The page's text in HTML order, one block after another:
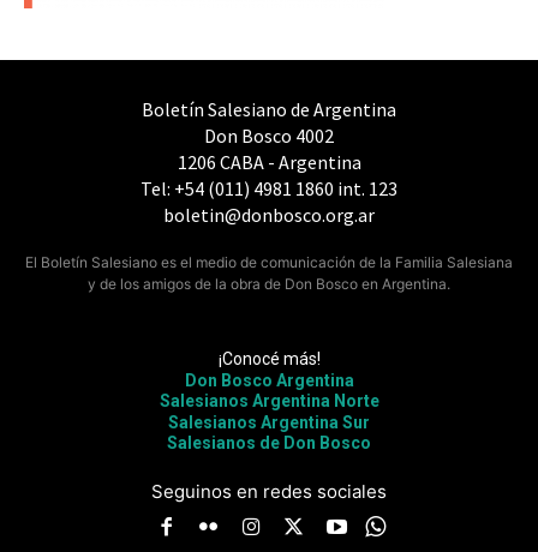
Boletín Salesiano de Argentina
Don Bosco 4002
1206 CABA - Argentina
Tel: +54 (011) 4981 1860 int. 123
boletin@donbosco.org.ar
El Boletín Salesiano es el medio de comunicación de la Familia Salesiana
y de los amigos de la obra de Don Bosco en Argentina.
¡Conocé más!
Don Bosco Argentina
Salesianos Argentina Norte
Salesianos Argentina Sur
Salesianos de Don Bosco
Seguinos en redes sociales